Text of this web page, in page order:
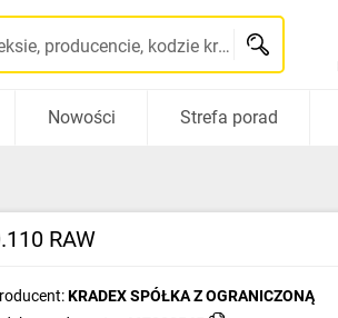
Szukaj po nazwie, indeksie, producencie, kodzie kreskowym...
Nowości Strefa porad
RAW
KRADEX SPÓŁKA Z OGRANICZONĄ